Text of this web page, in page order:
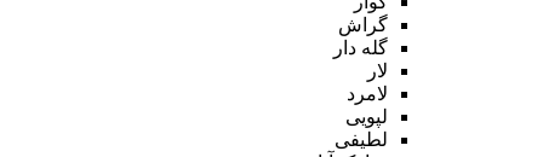
گراش
گله دار
لار
لامرد
لپویی
لطیفی